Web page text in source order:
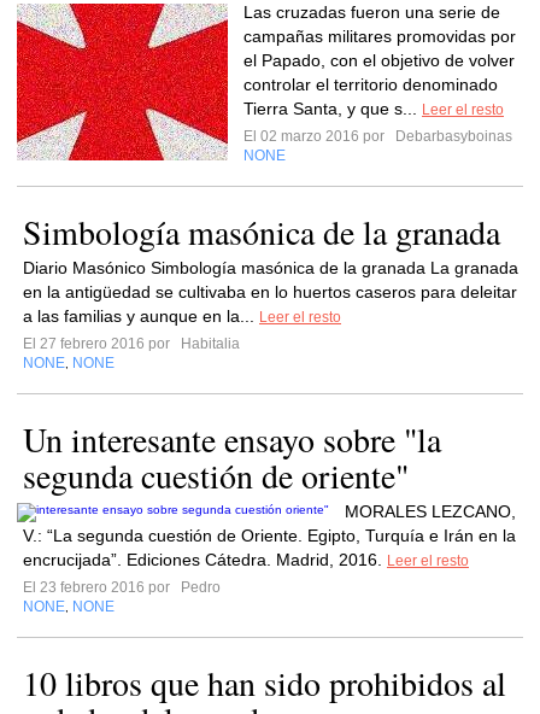
Las cruzadas fueron una serie de
campañas militares promovidas por
el Papado, con el objetivo de volver
controlar el territorio denominado
Tierra Santa, y que s...
Leer el resto
El 02 marzo 2016 por
Debarbasyboinas
NONE
Simbología masónica de la granada
Diario Masónico Simbología masónica de la granada La granada
en la antigüedad se cultivaba en lo huertos caseros para deleitar
a las familias y aunque en la...
Leer el resto
El 27 febrero 2016 por
Habitalia
NONE NONE
Un interesante ensayo sobre "la
segunda cuestión de oriente"
MORALES LEZCANO,
V.: “La segunda cuestión de Oriente. Egipto, Turquía e Irán en la
encrucijada”. Ediciones Cátedra. Madrid, 2016.
Leer el resto
El 23 febrero 2016 por
Pedro
NONE NONE
10 libros que han sido prohibidos al